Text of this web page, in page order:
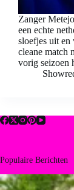
Zanger
een echte
sloefjes uit en
cleane match
vorig seizoen
Populaire Berichten